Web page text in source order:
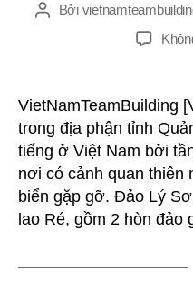
TácBởi
VietNamTeamBuilding
trong địa phận tỉnh
tiếng ở Việt Nam bởi
nơi có cảnh quan thiên
biển gặp gỡ. Đảo Lý
lao Ré, gồm 2 hòn đảo